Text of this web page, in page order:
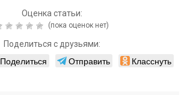
Оценка статьи:
(пока оценок нет)
Поделиться с друзьями:
Поделиться Отправить Класснуть